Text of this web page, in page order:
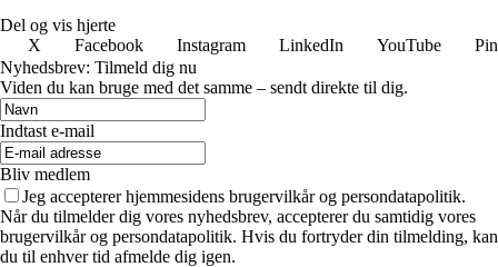
Del og vis hjerte
X
Facebook Instagram LinkedIn YouTube
Nyhedsbrev: Tilmeld dig nu
Viden du kan bruge med det samme – sendt direkte til dig.
Indtast e-mail
Bliv medlem
Jeg accepterer hjemmesidens brugervilkår og persondatapolitik.
Når du tilmelder dig vores nyhedsbrev, accepterer du samtidig vores
brugervilkår og persondatapolitik. Hvis du fortryder din tilmelding, kan
du til enhver tid afmelde dig igen.